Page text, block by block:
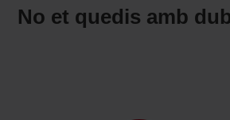
No et quedis amb